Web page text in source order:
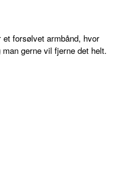
forsølvet armbånd, hvor
gerne vil fjerne det helt.